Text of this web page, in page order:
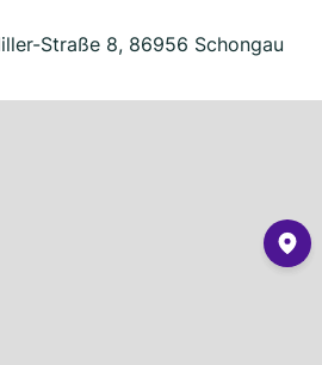
Straße 8, 86956 Schongau